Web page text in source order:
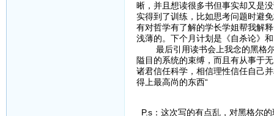
晰，并且想读很多书但事实却又是
实得到了训练，比如思考问题时避
有对哲学有了解的学长学姐帮我解
浅薄的。下个月计划是《自杀论》
最后引用读书会上我念的黑格尔
隘目的系统的束缚，而且有从事于
诸君信任科学，相信理性信任自己
得上最高尚的东西“
P.s：这次写的有点乱，对黑格尔